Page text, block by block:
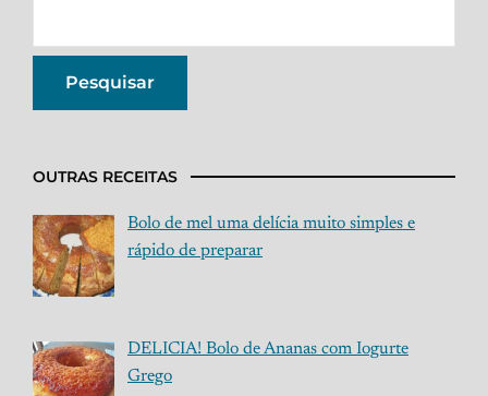
OUTRAS RECEITAS
Bolo de mel uma delícia muito simples e
rápido de preparar
DELICIA! Bolo de Ananas com Iogurte
Grego